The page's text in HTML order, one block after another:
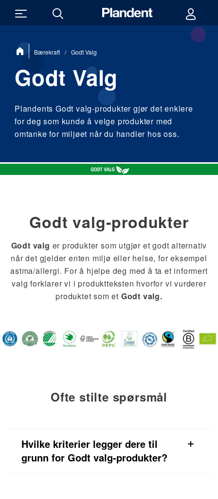
Du
er Bærekraft / Godt Valg
Godt Valg
Plandents Godt valg-produkter gjør det enklere
for deg som kunde å velge produkter med
omtanke for miljøet når du handler hos oss.
Godt valg-produkter
Godt valg er produkter som utgjør et godt alternativ
når det gjelder enten miljø eller helse, for eksempel
astma/allergi. For å hjelpe deg med å ta et informert
valg forklarer vi i produktteksten hvorfor vi vurderer
produktet som et Godt valg.
Ofte stilte spørsmål
Hvilke kriterier legger dere til
grunn for Godt valg-produkter?